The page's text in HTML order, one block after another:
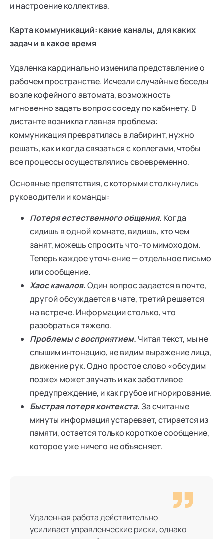
и настроение коллектива.
Карта коммуникаций: какие каналы, для каких
задач и в какое время
Удаленка кардинально изменила представление о
рабочем пространстве. Исчезли случайные беседы
возле кофейного автомата, возможность
мгновенно задать вопрос соседу по кабинету. В
дистанте возникла главная проблема:
коммуникация превратилась в лабиринт, нужно
решать, как и когда связаться с коллегами, чтобы
все процессы осуществлялись своевременно.
Основные препятствия, с которыми столкнулись
руководители и команды:
Потеря естественного общения. Когда
сидишь в одной комнате, видишь, кто чем
занят, можешь спросить что-то мимоходом.
Теперь каждое уточнение — отдельное письмо
или сообщение.
Хаос каналов.Один вопрос задается в почте,
другой обсуждается в чате, третий решается
на встрече. Информации столько, что
разобраться тяжело.
Проблемы с восприятием. Читая текст, мы не
слышим интонацию, не видим выражение лица,
движение рук. Одно простое слово «обсудим
позже» может звучать и как заботливое
предупреждение, и как грубое игнорирование.
Быстрая потеря контекста.За считаные
минуты информация устаревает, стирается из
памяти, остается только короткое сообщение,
которое уже ничего не объясняет.
Удаленная работа действительно
усиливает управленческие риски, однако